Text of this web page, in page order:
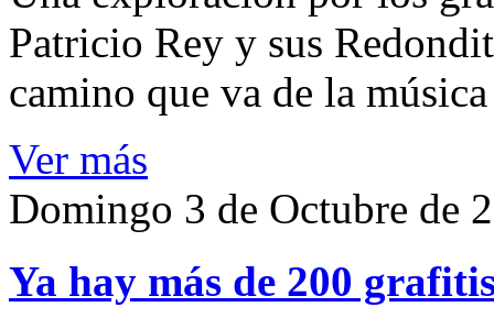
Patricio Rey y sus
camino que va de la
Ver más
Domingo 3 de Octubre de
Ya hay más de 200